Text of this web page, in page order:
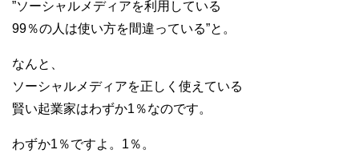
”ソーシャルメディアを利用している
99％の人は使い方を間違っている”と。
なんと、
ソーシャルメディアを正しく使えている
賢い起業家はわずか1％なのです。
わずか1％ですよ。1％。